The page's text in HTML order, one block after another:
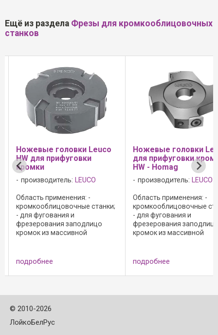
Ещё из раздела Фрезы для кромкооблицовочных
станков
Ножевые головки Leuco
для прифуговки кромки
HW - Homag
производитель:LEUCO
Область применения: -
кромкооблицовочные станки;
- для фугования и
фрезерования заподлицо
кромок из массивной
Исполнение: резцы без
осевого угла; - режущий
материал: HW HL Board 05; - n
подробнее
Ножевые головки
для прифуговки
HW - IMA
производитель:LEUCO
Область применения: -
предварительное снятие
кромки заподлицо с
фрезерование любых
кромочных материалов:
материал напаек -
сплав HW; - n max = 18
подробнее
© 2010-2026
ЛойкоБелРус